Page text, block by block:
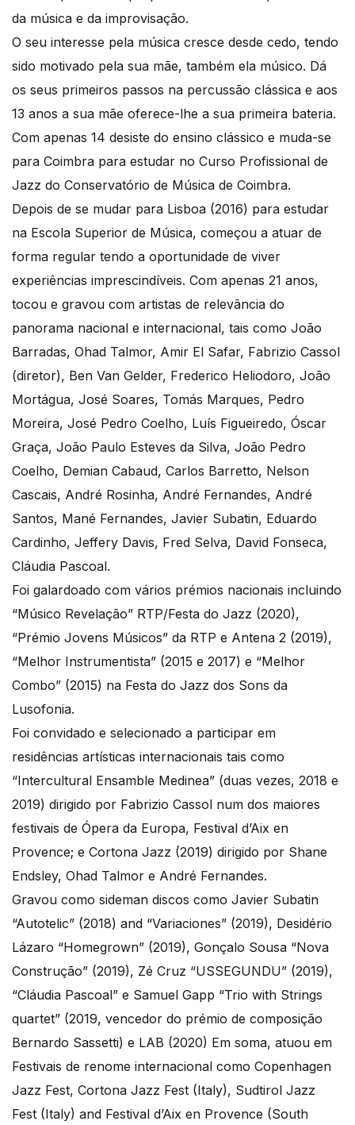
da música e da improvisação.
O seu interesse pela música cresce desde cedo, tendo
sido motivado pela sua mãe, também ela músico. Dá
os seus primeiros passos na percussão clássica e aos
13 anos a sua mãe oferece-lhe a sua primeira bateria.
Com apenas 14 desiste do ensino clássico e muda-se
para Coimbra para estudar no Curso Profissional de
Jazz do Conservatório de Música de Coimbra.
Depois de se mudar para Lisboa (2016) para estudar
na Escola Superior de Música, começou a atuar de
forma regular tendo a oportunidade de viver
experiências imprescindíveis. Com apenas 21 anos,
tocou e gravou com artistas de relevância do
panorama nacional e internacional, tais como João
Barradas, Ohad Talmor, Amir El Safar, Fabrizio Cassol
(diretor), Ben Van Gelder, Frederico Heliodoro, João
Mortágua, José Soares, Tomás Marques, Pedro
Moreira, José Pedro Coelho, Luís Figueiredo, Óscar
Graça, João Paulo Esteves da Silva, João Pedro
Coelho, Demian Cabaud, Carlos Barretto, Nelson
Cascais, André Rosinha, André Fernandes, André
Santos, Mané Fernandes, Javier Subatin, Eduardo
Cardinho, Jeffery Davis, Fred Selva, David Fonseca,
Cláudia Pascoal.
Foi galardoado com vários prémios nacionais incluindo
“Músico Revelação” RTP/Festa do Jazz (2020),
“Prémio Jovens Músicos” da RTP e Antena 2 (2019),
“Melhor Instrumentista” (2015 e 2017) e “Melhor
Combo” (2015) na Festa do Jazz dos Sons da
Lusofonia.
Foi convidado e selecionado a participar em
residências artísticas internacionais tais como
“Intercultural Ensamble Medinea” (duas vezes, 2018 e
2019) dirigido por Fabrizio Cassol num dos maiores
festivais de Ópera da Europa, Festival d’Aix en
Provence; e Cortona Jazz (2019) dirigido por Shane
Endsley, Ohad Talmor e André Fernandes.
Gravou como sideman discos como Javier Subatin
“Autotelic” (2018) and “Variaciones” (2019), Desidério
Lázaro “Homegrown” (2019), Gonçalo Sousa “Nova
Construção” (2019), Zé Cruz “USSEGUNDU” (2019),
“Cláudia Pascoal” e Samuel Gapp “Trio with Strings
quartet” (2019, vencedor do prémio de composição
Bernardo Sassetti) e LAB (2020) Em soma, atuou em
Festivais de renome internacional como Copenhagen
Jazz Fest, Cortona Jazz Fest (Italy), Sudtirol Jazz
Fest (Italy) and Festival d’Aix en Provence (South